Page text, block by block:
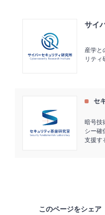
サイ
産学と
リティ
セ
暗号技
シー確
支援す
このページをシェア